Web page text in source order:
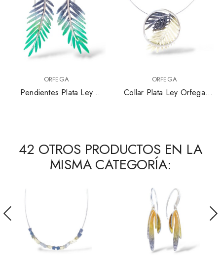
ORFEGA
Pendientes Plata Ley
ORFEGA
Collar Plata Ley Orfega
42 OTROS PRODUCTOS EN LA
MISMA CATEGORÍA: